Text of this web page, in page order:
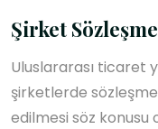
Şirket
Uluslararası ticaret
şirketlerde
edilmesi söz